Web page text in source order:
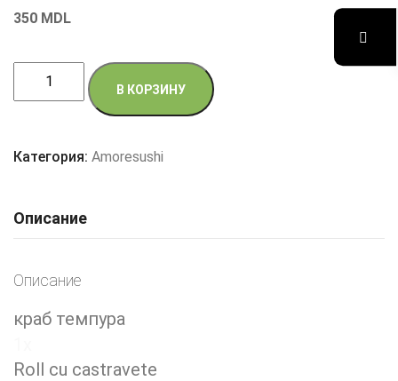
350 MDL
Количество
товара
из
В КОРЗИНУ
Категория: Amoresushi
Описание
Описание
краб темпура
Roll cu castravete